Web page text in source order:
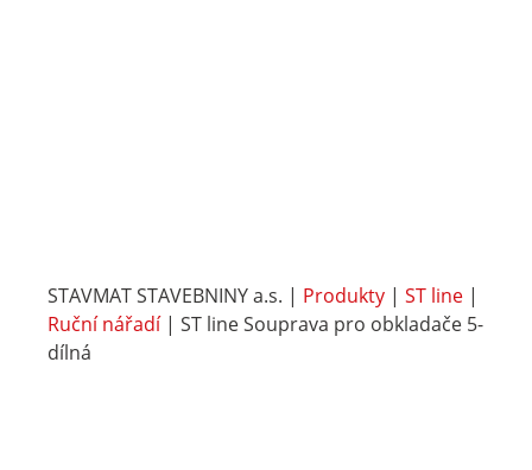
STAVMAT STAVEBNINY a.s. | Produkty | ST line |
Ruční nářadí| ST line Souprava pro obkladače 5-
dílná